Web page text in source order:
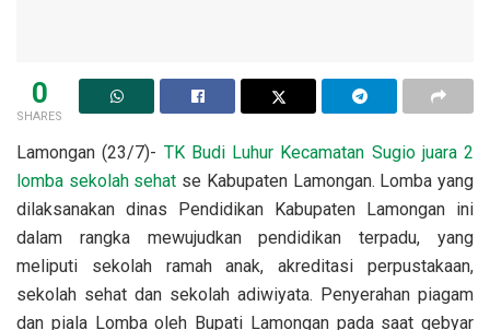
0
SHARES
Lamongan (23/7)- TK Budi Luhur Kecamatan Sugio juara 2
lomba sekolah sehat se Kabupaten Lamongan. Lomba yang
dilaksanakan dinas Pendidikan Kabupaten Lamongan ini
dalam rangka mewujudkan pendidikan terpadu, yang
meliputi sekolah ramah anak, akreditasi perpustakaan,
sekolah sehat dan sekolah adiwiyata. Penyerahan piagam
dan piala Lomba oleh Bupati Lamongan pada saat gebyar